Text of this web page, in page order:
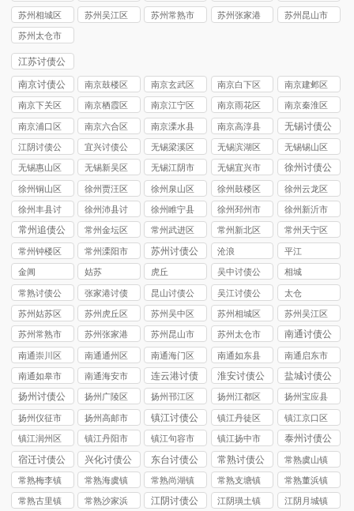
司
司
讨债公司
讨债公司
讨债公司
苏州相城区
讨债公司
苏州吴江区
苏州常熟市
苏州张家港
苏州昆山市
苏州太仓市
讨债公司
江苏讨债公
司
南京讨债公
司
南京鼓楼区
讨债公司
南京玄武区
讨债公司
南京白下区
讨债公司
南京建邺区
讨债公司
南京下关区
讨债公司
南京栖霞区
讨债公司
南京江宁区
讨债公司
南京雨花区
讨债公司
南京秦淮区
讨债公司
南京浦口区
讨债公司
南京六合区
讨债公司
南京溧水县
讨债公司
南京高淳县
讨债公司
无锡讨债公
司
江阴讨债公
司
宜兴讨债公
司
无锡梁溪区
讨债公司
无锡滨湖区
讨债公司
无锡锡山区
讨债公司
无锡惠山区
讨债公司
无锡新吴区
讨债公司
无锡江阴市
讨债公司
无锡宜兴市
讨债公司
徐州讨债公
司
徐州铜山区
讨债公司
徐州贾汪区
讨债公司
徐州泉山区
讨债公司
徐州鼓楼区
讨债公司
徐州云龙区
讨债公司
徐州丰县讨
债公司
徐州沛县讨
债公司
徐州睢宁县
讨债公司
徐州‌邳州市
讨债公司
徐州新沂市
讨债公司
常州追债公
司
常州金坛区
讨债公司
常州武进区
讨债公司
常州新北区
讨债公司
常州天宁区
讨债公司
常州钟楼区
讨债公司
常州溧阳市
讨债公司
苏州讨债公
司
沧浪 平江
金阊 姑苏 虎丘
吴中讨债公
司
相城
常熟讨债公
司
张家港讨债
公司
昆山讨债公
司
吴江讨债公
司
太仓
苏州姑苏区
讨债公司
苏州虎丘区
讨债公司
苏州吴中区
讨债公司
苏州相城区
讨债公司
苏州吴江区
讨债公司
苏州常熟市
讨债公司
苏州张家港
市讨债公司
苏州昆山市
讨债公司
苏州太仓市
讨债公司
南通讨债公
司
南通崇川区
讨债公司
南通通州区
讨债公司
南通海门区
讨债公司
南通如东县
讨债公司
南通启东市
讨债公司
南通如皋市
讨债公司
南通海安市
讨债公司
连云港讨债
公司
淮安讨债公
司
盐城讨债公
司
扬州讨债公
司
扬州广陵区
讨债公司
扬州邗江区
讨债公司
扬州江都区
讨债公司
扬州宝应县
讨债公司
扬州仪征市
讨债公司
扬州高邮市
讨债公司
镇江讨债公
司
镇江丹徒区
讨债公司
镇江京口区
讨债公司
镇江润州区
讨债公司
镇江丹阳市
讨债公司
镇江句容市
讨债公司
镇江扬中市
讨债公司
泰州讨债公
司
宿迁讨债公
司
兴化讨债公
司
东台讨债公
司
常熟讨债公
司
常熟虞山镇
讨债公司
常熟梅李镇
讨债公司
常熟海虞镇
讨债公司
常熟尚湖镇
讨债公司
常熟支塘镇
讨债公司
常熟董浜镇
讨债公司
常熟古里镇
常熟沙家浜
江阴讨债公
江阴璜土镇
江阴月城镇